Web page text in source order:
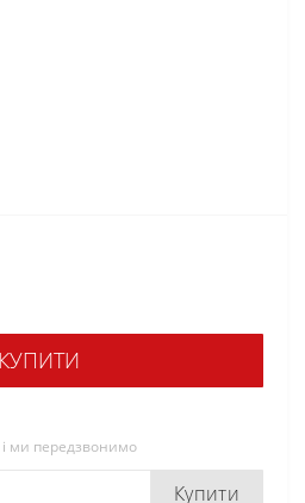
КУПИТИ
ми передзвонимо
Купити